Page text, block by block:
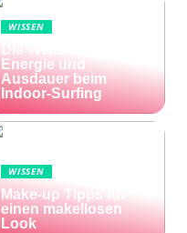
WISSEN
Die Welle zu Hause:
Energie und
Ausdauer beim
Indoor-Surfing
WISSEN
Make-up Tipps für
einen makellosen
Look